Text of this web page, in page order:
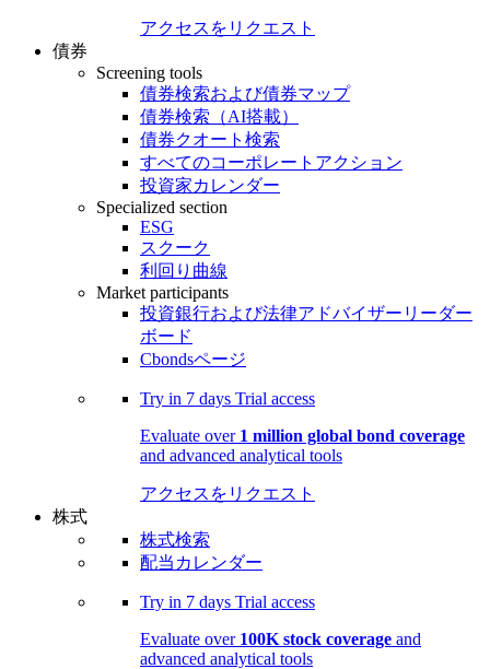
アクセスをリクエスト
債券
Screening tools
債券検索および債券マップ
債券検索（AI搭載）
債券クオート検索
すべてのコーポレートアクション
投資家カレンダー
Specialized section
ESG
スクーク
利回り曲線
Market participants
投資銀行および法律アドバイザーリーダー
ボード
Cbondsページ
Try in 7 days Trial access
Evaluate over 1 million global bond coverage
and advanced analytical tools
アクセスをリクエスト
株式
株式検索
配当カレンダー
Try in 7 days Trial access
Evaluate over 100K stock coverage and
advanced analytical tools